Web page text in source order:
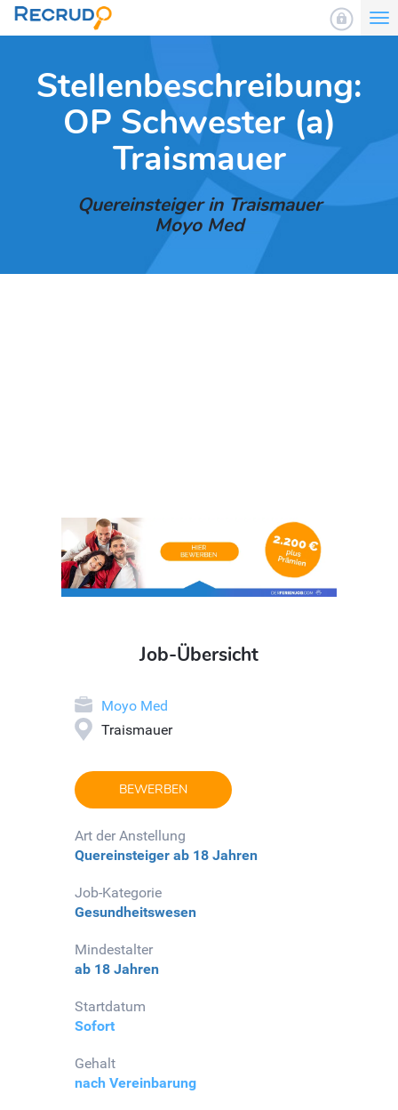
Stellenbeschreibung:
OP Schwester (a)
Traismauer
Quereinsteiger in Traismauer
Moyo Med
Job-Übersicht
Moyo Med
Traismauer
BEWERBEN
Art der Anstellung
Quereinsteiger ab 18 Jahren
Job-Kategorie
Gesundheitswesen
Mindestalter
ab 18 Jahren
Startdatum
Sofort
Gehalt
nach Vereinbarung